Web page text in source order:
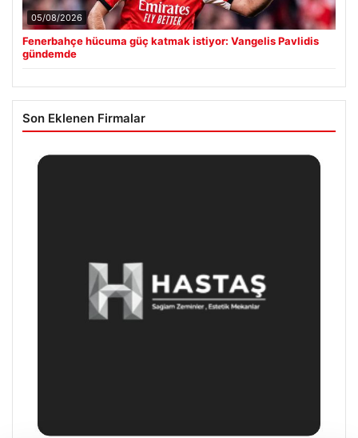
05/08/2026
Fenerbahçe hücuma güç katmak istiyor: Vangelis Pavlidis
gündemde
Son Eklenen Firmalar